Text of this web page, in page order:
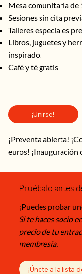
¡Unirse!
¡Preventa abierta!
euros! ¡Inauguración
Mesa comunitaria de
Sesiones sin cita
Talleres especiales
Libros, juguetes y
inspirado.
Café y té gratis
Pruébalo antes
¡Puedes probar
Si te haces socio
precio de tu
membresía.
¡Únete a la lista